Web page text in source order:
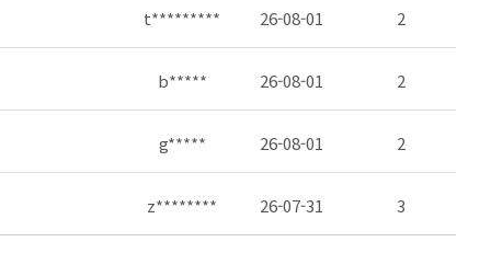
t********* 26-08-01 2
b***** 26-08-01 2
g***** 26-08-01 2
z******** 26-07-31 3